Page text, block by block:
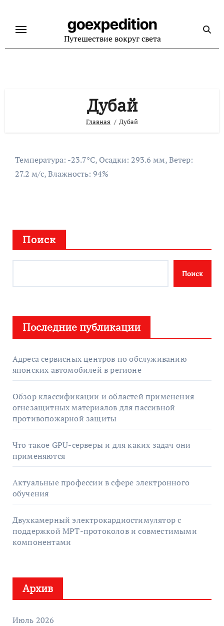
содержанию
goexpedition
Путешествие вокруг света
Дубай
Главная Дубай
Температура: -23.7°C, Осадки: 293.6 мм, Ветер:
27.2 м/с, Влажность: 94%
Поиск
Поиск
Последние публикации
Адреса сервисных центров по обслуживанию
японских автомобилей в регионе
Обзор классификации и областей применения
огнезащитных материалов для пассивной
противопожарной защиты
Что такое GPU-серверы и для каких задач они
применяются
Актуальные профессии в сфере электронного
обучения
Двухкамерный электрокардиостимулятор с
поддержкой МРТ-протоколов и совместимыми
компонентами
Архив
Июль 2026